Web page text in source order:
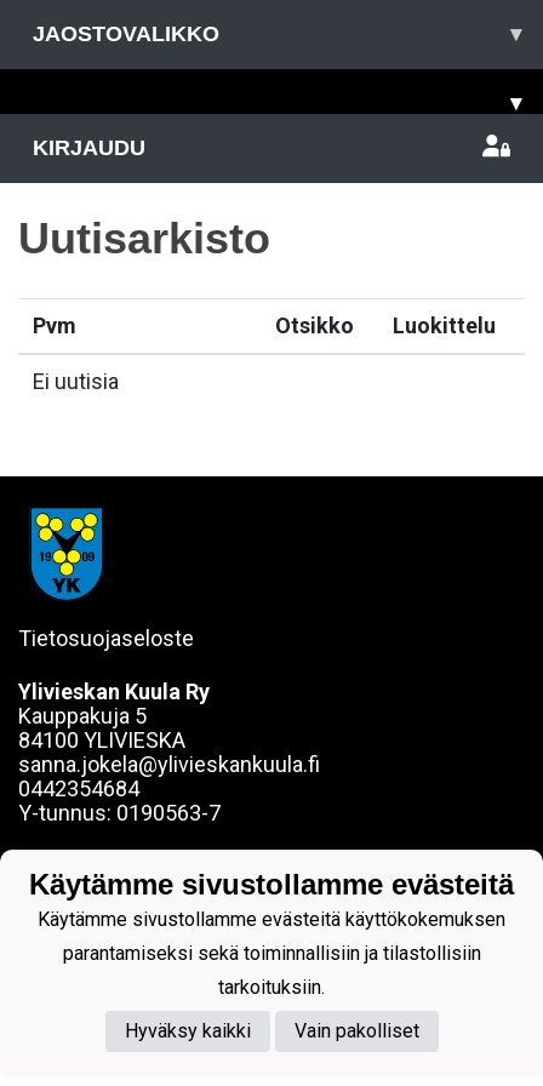
JAOSTOVALIKKO ▾
▾
KIRJAUDU
Uutisarkisto
Pvm Otsikko Luokittelu
Ei uutisia
Tietosuojaseloste
Ylivieskan Kuula Ry
Kauppakuja 5
84100 YLIVIESKA
sanna.jokela@ylivieskankuula.fi
0442354684
Y-tunnus: 0190563-7
Powered by
Käytämme sivustollamme evästeitä
Käytämme sivustollamme evästeitä käyttökokemuksen
parantamiseksi sekä toiminnallisiin ja tilastollisiin
tarkoituksiin.
Hyväksy kaikki
Vain pakolliset